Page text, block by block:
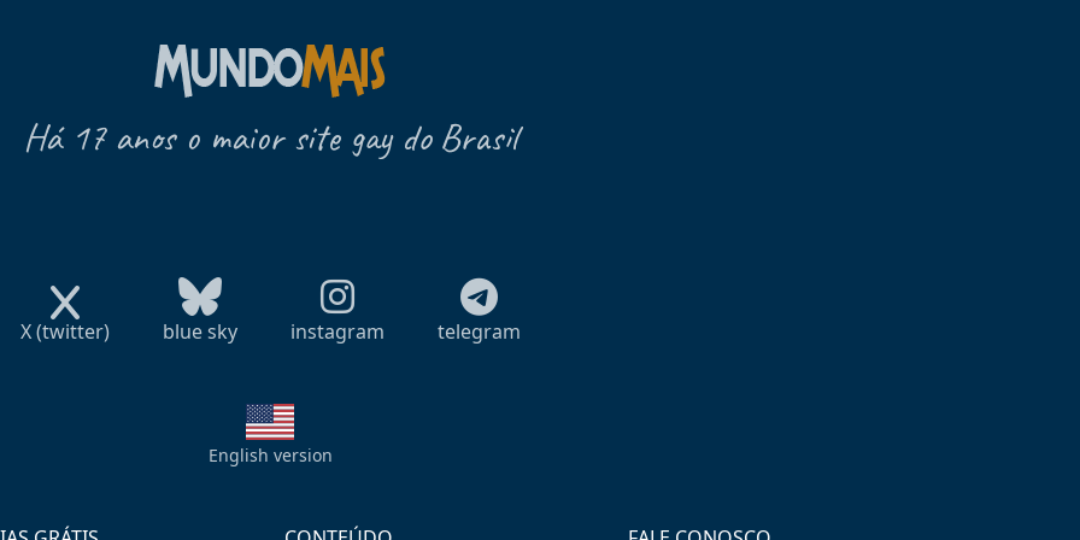
Há 17 anos o maior site gay do Brasil
X (twitter) blue sky instagram telegram
English version